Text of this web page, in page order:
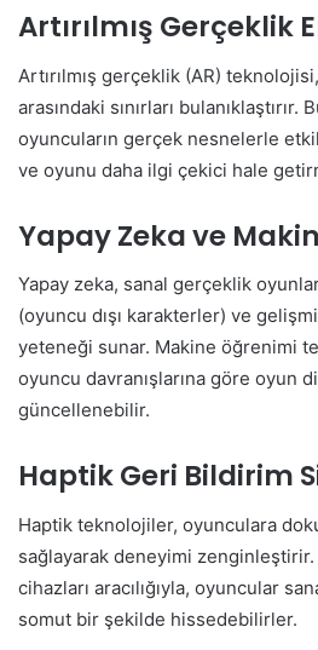
Artırılmış Gerçeklik
Artırılmış gerçeklik (AR)
arasındaki sınırları bulanıklaştırır.
oyuncuların gerçek nesnelerle
ve oyunu daha ilgi çekici hale
Yapay Zeka ve
Yapay zeka, sanal gerçeklik
(oyuncu dışı karakterler) ve
yeteneği sunar. Makine öğrenimi
oyuncu davranışlarına göre oyun
güncellenebilir.
Haptik Geri Bildirim
Haptik teknolojiler, oyunculara
sağlayarak deneyimi zenginleştirir.
cihazları aracılığıyla, oyuncular
somut bir şekilde hissedebilirler.